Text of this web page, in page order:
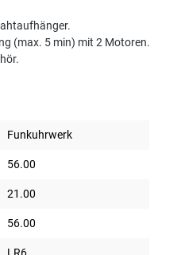
(max. 5 min) mit 2 Motoren.
Funkuhrwerk
56.00
21.00
56.00